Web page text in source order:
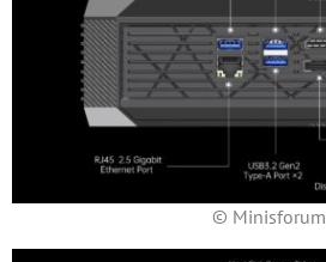
© Minisforum